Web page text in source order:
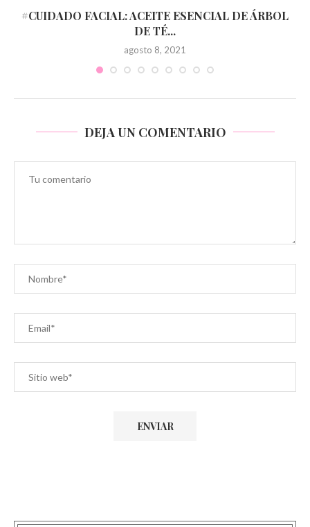
#CUIDADO FACIAL: ACEITE ESENCIAL DE ÁRBOL
DE TÉ...
agosto 8, 2021
DEJA UN COMENTARIO